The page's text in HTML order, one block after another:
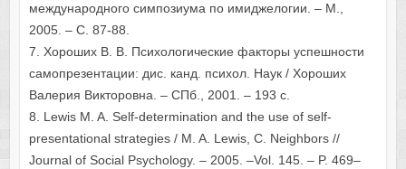
международного симпозиума по имиджелогии. – М.,
2005. – С. 87-88.
7. Хороших В. В. Психологические факторы успешности
самопрезентации: дис. канд. психол. Наук / Хороших
Валерия Викторовна. – СПб., 2001. – 193 с.
8. Lewis M. A. Self-determination and the use of self-
presentational strategies / M. A. Lewis, C. Neighbors //
Journal of Social Psychology. – 2005. –Vol. 145. – P. 469–